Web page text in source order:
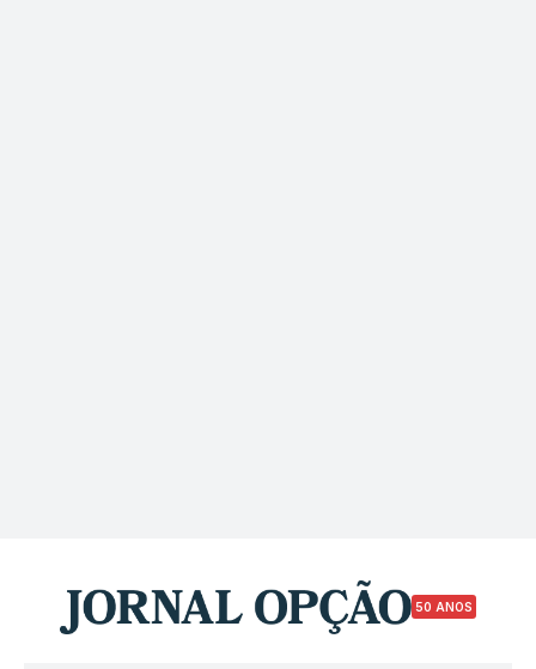
50 ANOS